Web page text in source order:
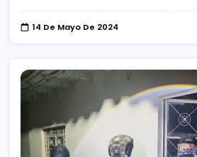
14 De Mayo De 2024